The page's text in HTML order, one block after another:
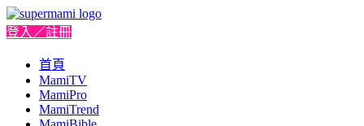
登入／註冊
首頁
MamiTV
MamiPro
MamiTrend